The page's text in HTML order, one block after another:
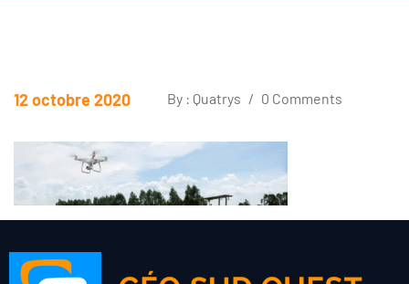
12 octobre 2020 By : Quatrys / 0 Comments